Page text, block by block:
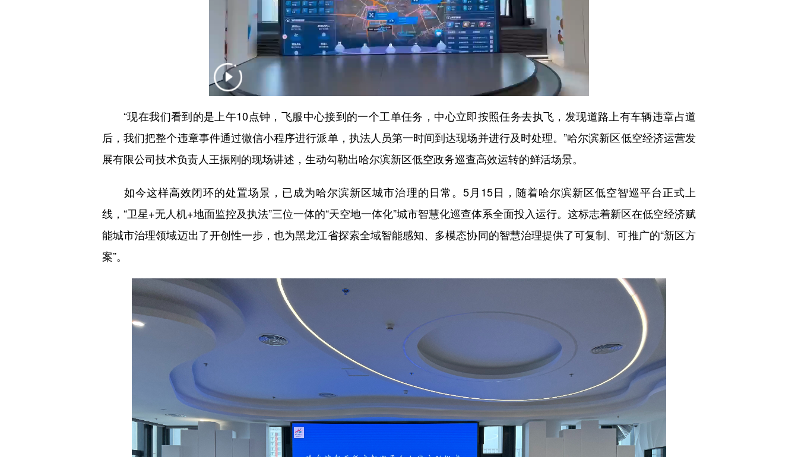
“现在我们看到的是上午10点钟，飞服中心接到的一个工单任务，中心立即按照任务去执飞，发现道路上有车辆违章占道
后，我们把整个违章事件通过微信小程序进行派单，执法人员第一时间到达现场并进行及时处理。”哈尔滨新区低空经济运营发
展有限公司技术负责人王振刚的现场讲述，生动勾勒出哈尔滨新区低空政务巡查高效运转的鲜活场景。
如今这样高效闭环的处置场景，已成为哈尔滨新区城市治理的日常。5月15日，随着哈尔滨新区低空智巡平台正式上
线，“卫星+无人机+地面监控及执法”三位一体的“天空地一体化”城市智慧化巡查体系全面投入运行。这标志着新区在低空经济赋
能城市治理领域迈出了开创性一步，也为黑龙江省探索全域智能感知、多模态协同的智慧治理提供了可复制、可推广的“新区方
案”。